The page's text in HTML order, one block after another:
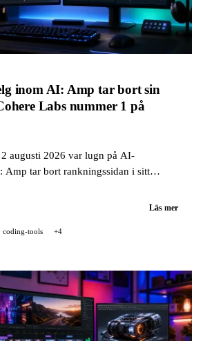
inom AI: Amp tar bort sin
Labs nummer 1 på
augusti 2026 var lugn på AI-
Amp tar bort rankningssidan i sitt
är nummer 1 i tech-kategorin.
Läs mer
coding-tools +4